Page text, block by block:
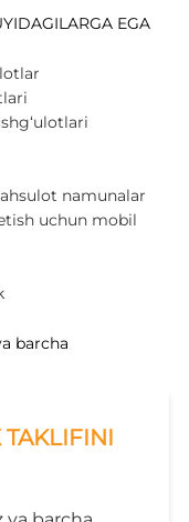
EGA
namunalar
uchun mobil
barcha
TAKLIFINI